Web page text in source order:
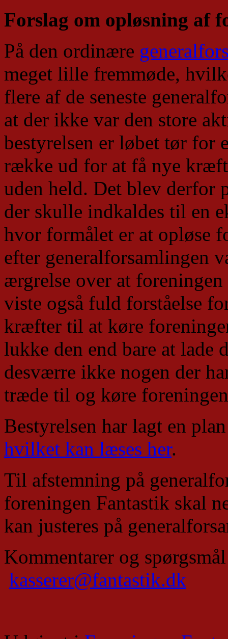
Forslag om opløsning af
På den ordinære
meget lille fremmøde,
flere af de seneste
at der ikke var den store
bestyrelsen er løbet tør for
række ud for at få nye
uden held. Det blev derfor
der skulle indkaldes til en
hvor formålet er at opløse
efter generalforsamlingen
ærgrelse over at
viste også fuld forståelse
kræfter til at køre
lukke den end bare at lade
desværre ikke nogen der
træde til og køre
Bestyrelsen har lagt en
hvilket kan læses her.
Til afstemning på
foreningen Fantastik skal
kan justeres på
Kommentarer og
kasserer@fantastik.dk